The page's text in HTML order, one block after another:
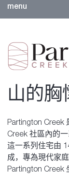
menu
山的胸
Partington Creek
Creek 社區內的
這一系列住宅由
成，專為現代家庭
Partington Creek